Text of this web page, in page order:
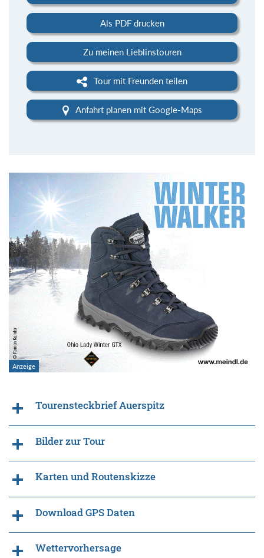
Als PDF drucken
Zu meinen Lieblinstouren
Tour mit Freunden teilen
Anfahrt planen mit Google-Maps
Tourensteckbrief Auerspitz
Bilder zur Tour
Karten und Routenskizze
Download GPS Daten
Wettervorhersage